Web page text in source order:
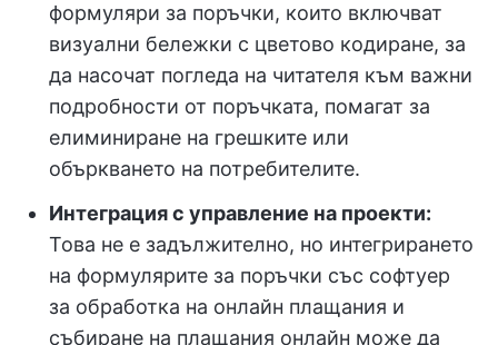
формуляри за поръчки, които включват
визуални бележки с цветово кодиране, за
да насочат погледа на читателя към важни
подробности от поръчката, помагат за
елиминиране на грешките или
объркването на потребителите.
Интеграция с управление на проекти:
Това не е задължително, но интегрирането
на формулярите за поръчки със софтуер
за обработка на онлайн плащания и
събиране на плащания онлайн може да